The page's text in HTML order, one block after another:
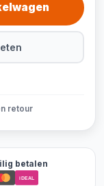
retour
betalen
iDEAL